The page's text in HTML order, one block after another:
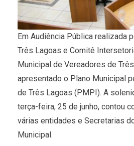
Em Audiência Pública realizada
Três Lagoas e Comitê
Municipal de Vereadores de
apresentado o Plano Municipal
de Três Lagoas (PMPI). A
terça-feira, 25 de junho, contou
várias entidades e Secretarias
Municipal.